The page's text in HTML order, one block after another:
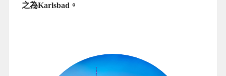
之為Karlsbad。